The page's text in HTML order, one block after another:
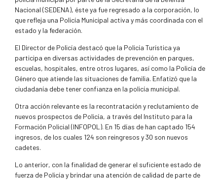
Nacional (SEDENA), éste ya fue regresado a la corporación, lo
que refleja una Policía Municipal activa y más coordinada con el
estado y la federación.
El Director de Policía destacó que la Policía Turística ya
participa en diversas actividades de prevención en parques,
escuelas, hospitales, entre otros lugares, así como la Policía de
Género que atiende las situaciones de familia. Enfatizó que la
ciudadanía debe tener confianza en la policía municipal.
Otra acción relevante es la recontratación y reclutamiento de
nuevos prospectos de Policía, a través del Instituto para la
Formación Policial (INFOPOL). En 15 días de han captado 154
ingresos, de los cuales 124 son reingresos y 30 son nuevos
cadetes.
Lo anterior, con la finalidad de generar el suficiente estado de
fuerza de Policía y brindar una atención de calidad de parte de